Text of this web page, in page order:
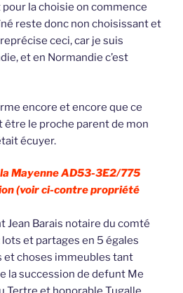
la choisie on commence
reste donc non choisissant et
ceci, car je suis
et en Normandie c’est
encore et encore que ce
être le proche parent de mon
écuyer.
Mayenne AD53-3E2/775
(voir ci-contre propriété
Jean Barais notaire du comté
et partages en 5 égales
et choses immeubles tant
la succession de defunt Me